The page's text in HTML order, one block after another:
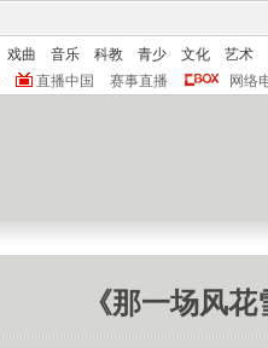
戏曲 音乐 科教 青少 文化
艺术
直播中国 赛事直播 网络
《那一场风